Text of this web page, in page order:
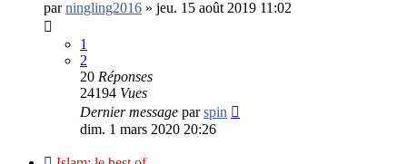
parningling2016 » jeu. 15 août 2019 11:02
1
2
20 Réponses
24194 Vues
Dernier message parspin
dim. 1 mars 2020 20:26